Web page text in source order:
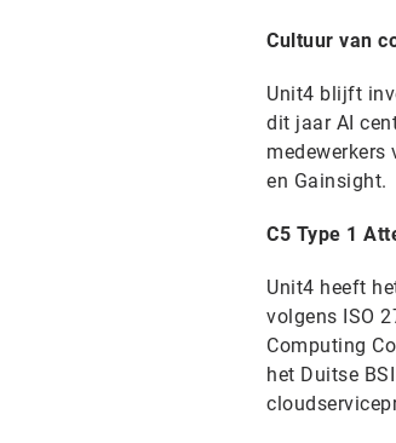
Cultuur van
Unit4 blijft
dit jaar AI
en Gainsight.
C5 Type 1
Unit4 heeft
volgens ISO
Computing
het Duitse